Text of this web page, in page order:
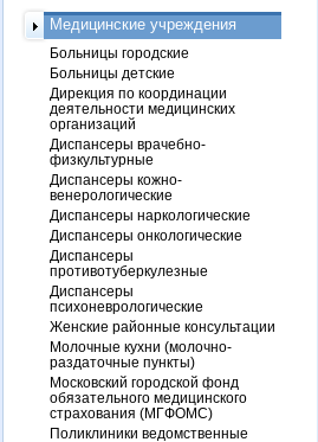
Медицинские учреждения
Больницы городские
Больницы детские
Дирекция по координации
деятельности медицинских
организаций
Диспансеры врачебно-
физкультурные
Диспансеры кожно-
венерологические
Диспансеры наркологические
Диспансеры онкологические
Диспансеры
противотуберкулезные
Диспансеры
психоневрологические
Женские районные консультации
Молочные кухни (молочно-
раздаточные пункты)
Московский городской фонд
обязательного медицинского
страхования (МГФОМС)
Поликлиники ведомственные